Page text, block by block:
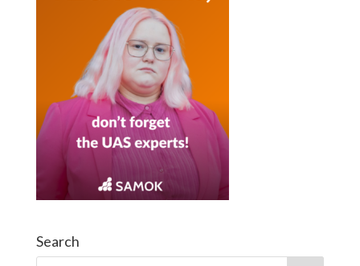
Search